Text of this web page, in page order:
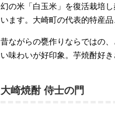
幻の米「白玉米」を復活栽培
います。大崎町の代表的特産
昔ながらの甕作りならではの
い味わいが好印象。芋焼酎好き
大崎焼酎 侍士の門